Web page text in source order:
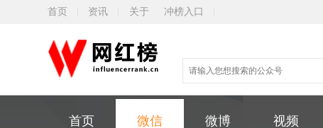
首页 资讯 关于 冲榜入口
首页 微信 微博 视频